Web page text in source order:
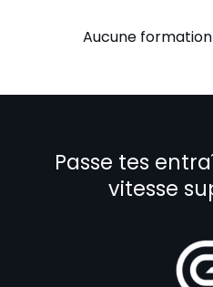
Aucune
Passe tes
vitesse